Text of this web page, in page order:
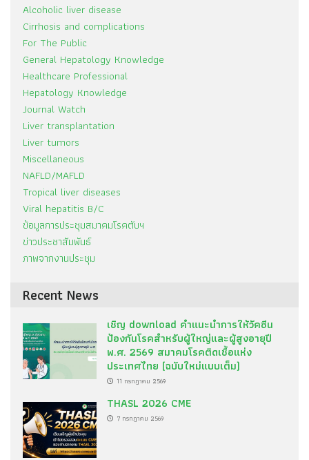
Alcoholic liver disease
Cirrhosis and complications
For The Public
General Hepatology Knowledge
Healthcare Professional
Hepatology Knowledge
Journal Watch
Liver transplantation
Liver tumors
Miscellaneous
NAFLD/MAFLD
Tropical liver diseases
Viral hepatitis B/C
ข้อมูลการประชุมสมาคมโรคตับฯ
ข่าวประชาสัมพันธ์
ภาพจากงานประชุม
Recent News
เชิญ download คำแนะนำการให้วัคซีน
ป้องกันโรคสำหรับผู้ใหญ่และผู้สูงอายุปี
พ.ศ. 2569 สมาคมโรคติดเชื้อแห่ง
ประเทศไทย (ฉบับใหม่แบบเต็ม)
11 กรกฎาคม 2569
THASL 2026 CME
7 กรกฎาคม 2569